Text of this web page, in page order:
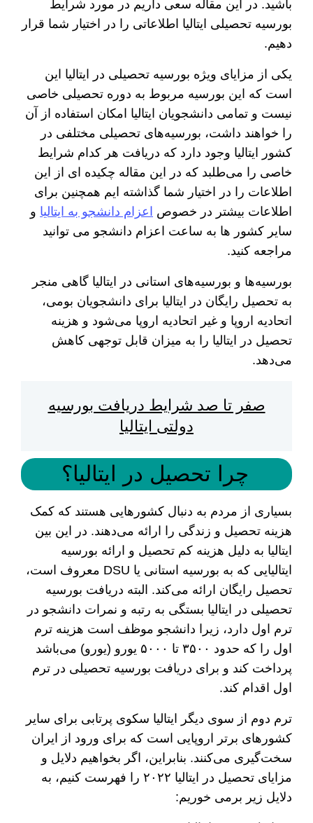
باشید. در این مقاله سعی داریم در مورد شرایط
بورسیه تحصیلی ایتالیا اطلاعاتی را در اختیار شما قرار
دهیم.
یکی از مزایای ویژه بورسیه تحصیلی در ایتالیا این
است که این بورسیه مربوط به دوره تحصیلی خاصی
نیست و تمامی دانشجویان ایتالیا امکان استفاده از آن
را خواهند داشت، بورسیه‌های تحصیلی مختلفی در
کشور ایتالیا وجود دارد که دریافت هر کدام شرایط
خاصی را می‌طلبد که در این مقاله چکیده ای از این
اطلاعات را در اختیار شما گذاشته ایم همچنین برای
اطلاعات بیشتر در خصوص
اعزام دانشجو به ایتالیا و
سایر کشور ها به ساعت اعزام دانشجو می توانید
مراجعه کنید.
بورسیه‌ها و بورسیه‌های استانی در ایتالیا گاهی منجر
به تحصیل رایگان در ایتالیا برای دانشجویان بومی،
اتحادیه اروپا و غیر اتحادیه اروپا می‌شود و هزینه
تحصیل در ایتالیا را به میزان قابل توجهی کاهش
می‌دهد.
صفر تا صد شرایط دریافت بورسیه
دولتی ایتالیا
چرا تحصیل در ایتالیا؟
بسیاری از مردم به دنبال کشور‌هایی هستند که کمک
هزینه تحصیل و زندگی را ارائه می‌دهند. در این بین
ایتالیا به دلیل هزینه کم تحصیل و ارائه بورسیه
ایتالیایی که به بورسیه استانی یا DSU معروف است،
تحصیل رایگان ارائه می‌کند. البته دریافت بورسیه
تحصیلی در ایتالیا بستگی به رتبه و نمرات دانشجو در
ترم اول دارد، زیرا دانشجو موظف است هزینه ترم
اول را که حدود ۳۵۰۰ تا ۵۰۰۰ یورو (یورو) می‌باشد
پرداخت کند و برای دریافت بورسیه تحصیلی در ترم
اول اقدام کند.
ترم دوم از سوی دیگر ایتالیا سکوی پرتابی برای سایر
کشور‌های برتر اروپایی است که برای ورود از ایران
سخت‌گیری می‌کنند. بنابراین، اگر بخواهیم دلایل و
مزایای تحصیل در ایتالیا ۲۰۲۲ را فهرست کنیم، به
دلایل زیر برمی خوریم: